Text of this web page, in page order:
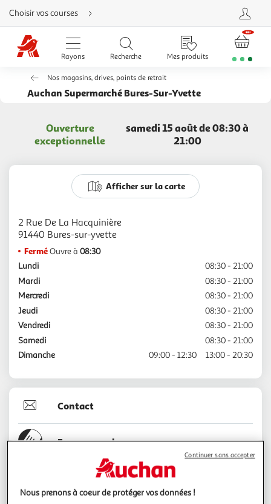
Aller
directement
au
contenu
Aller
directement
recherche
Aller
directement
directement
d'aide
Choisir vos courses
Rayons Recherche Mes produits
Nos magasins, drives, points de retrait
Auchan Supermarché Bures-Sur-Yvette
Ouverture
exceptionnelle
samedi 15 août de 08:30 à
21:00
Afficher sur la carte
2 Rue De La Hacquinière
FerméOuvre à 08:30
Lundi
08:30 - 21:00
Mardi
08:30 - 21:00
Mercredi
08:30 - 21:00
Jeudi
08:30 - 21:00
Vendredi
08:30 - 21:00
Samedi
08:30 - 21:00
Dimanche
09:00 - 12:30 13:00 - 20:30
Contact
Espace sourds
01.69.07.74.13
Nous prenons à coeur de protéger vos données !
Continuer sans accepter